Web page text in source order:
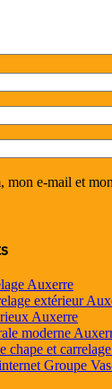
mon e-mail et
Auxerre
extérieur
Auxerre
moderne
chape et